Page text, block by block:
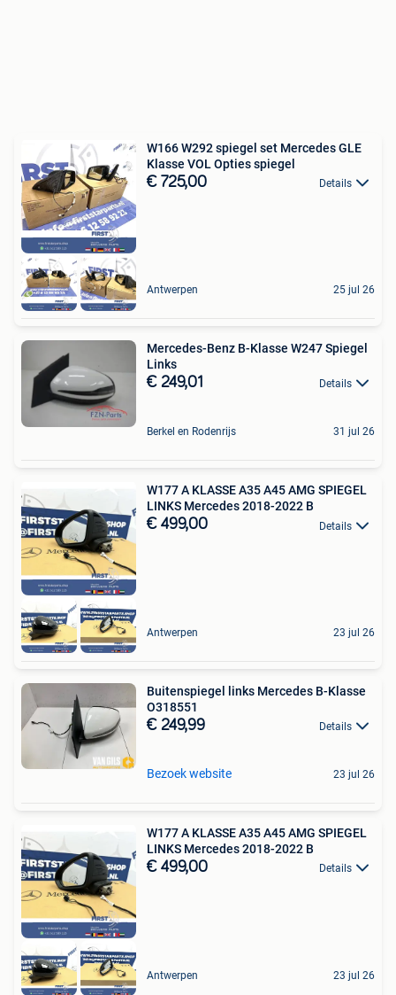
W166 W292 spiegel set Mercedes GLE
Klasse VOL Opties spiegel
€ 725,00 Details
Antwerpen 25 jul 26
Mercedes-Benz B-Klasse W247 Spiegel
Links
€ 249,01 Details
Berkel en Rodenrijs 31 jul 26
W177 A KLASSE A35 A45 AMG SPIEGEL
LINKS Mercedes 2018-2022 B
€ 499,00 Details
Antwerpen 23 jul 26
Buitenspiegel links Mercedes B-Klasse
O318551
€ 249,99 Details
Bezoek website 23 jul 26
W177 A KLASSE A35 A45 AMG SPIEGEL
LINKS Mercedes 2018-2022 B
€ 499,00 Details
Antwerpen 23 jul 26